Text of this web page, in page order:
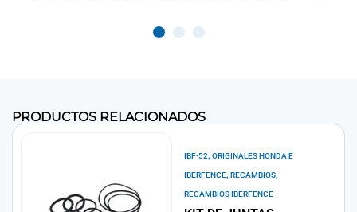
PRODUCTOS RELACIONADOS
IBF-52,ORIGINALES HONDA E
IBERFENCE,RECAMBIOS,
RECAMBIOS IBERFENCE